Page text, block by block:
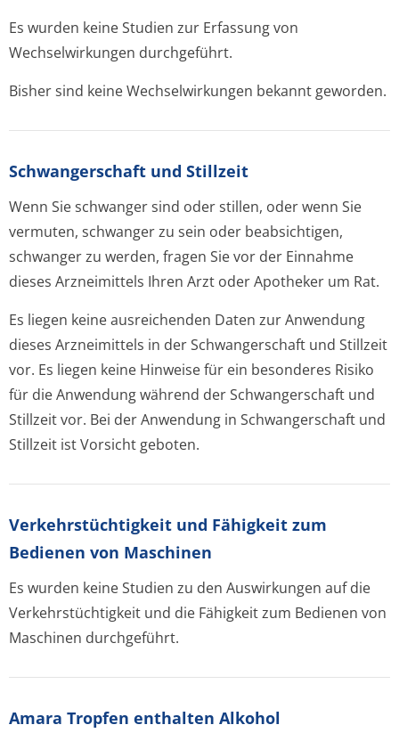
Es wurden keine Studien zur Erfassung von
Wechselwirkungen durchgeführt.
Bisher sind keine Wechselwirkungen bekannt geworden.
Schwangerschaft und Stillzeit
Wenn Sie schwanger sind oder stillen, oder wenn Sie
vermuten, schwanger zu sein oder beabsichtigen,
schwanger zu werden, fragen Sie vor der Einnahme
dieses Arzneimittels Ihren Arzt oder Apotheker um Rat.
Es liegen keine ausreichenden Daten zur Anwendung
dieses Arzneimittels in der Schwangerschaft und Stillzeit
vor. Es liegen keine Hinweise für ein besonderes Risiko
für die Anwendung während der Schwangerschaft und
Stillzeit vor. Bei der Anwendung in Schwangerschaft und
Stillzeit ist Vorsicht geboten.
Verkehrstüchtig­keit und Fähigkeit zum
Bedienen von Maschinen
Es wurden keine Studien zu den Auswirkungen auf die
Verkehrstüchtigkeit und die Fähigkeit zum Bedienen von
Maschinen durchgeführt.
Amara Tropfen enthalten Alkohol